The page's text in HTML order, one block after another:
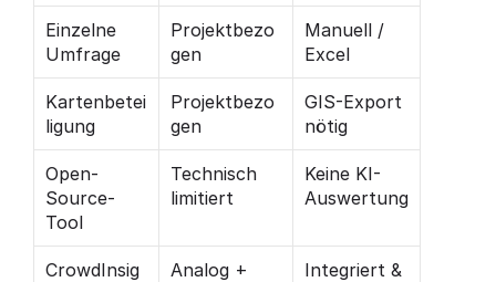
Einzelne
Umfrage
Projektbezo
gen
Manuell /
Excel
Kartenbetei
ligung
Projektbezo
gen
GIS-Export
nötig
Open-
Source-
Tool
Technisch
limitiert
Keine KI-
Auswertung
CrowdInsig
Analog +
Integriert &